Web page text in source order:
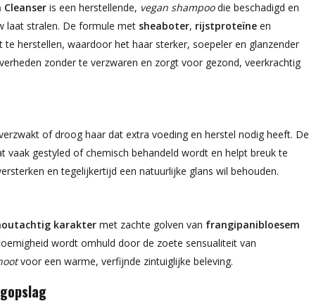
is een herstellende, vegan shampoodie beschadigd en
laat stralen. De formule met sheaboter, rijstproteïne en
te herstellen, waardoor het haar sterker, soepeler en glanzender
zonder te verzwaren en zorgt voor gezond, veerkrachtig
of droog haar dat extra voeding en herstel nodig heeft. De
vaak gestyled of chemisch behandeld wordt en helpt breuk te
en tegelijkertijd een natuurlijke glans wil behouden.
karakter met zachte golven van frangipanibloesem
wordt omhuld door de zoete sensualiteit van
voor een warme, verfijnde zintuiglijke beleving.